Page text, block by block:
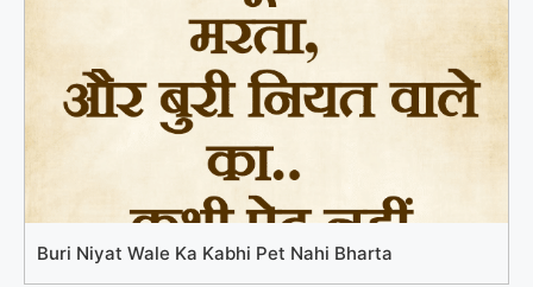
Buri Niyat Wale Ka Kabhi Pet Nahi Bharta